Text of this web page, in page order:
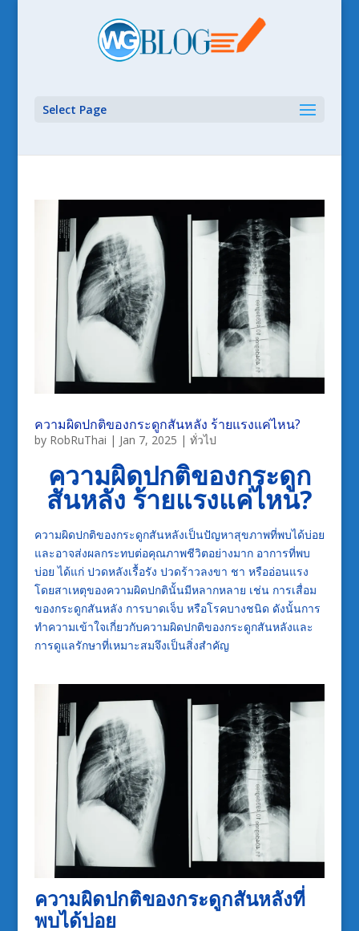
Select Page
ความผิดปกติของกระดูกสันหลัง ร้ายแรงแค่ไหน?
by RobRuThai | Jan 7, 2025 | ทั่วไป
ความผิดปกติของกระดูก
สันหลัง ร้ายแรงแค่ไหน?
ความผิดปกติของกระดูกสันหลังเป็นปัญหาสุขภาพที่พบได้บ่อย
และอาจส่งผลกระทบต่อคุณภาพชีวิตอย่างมาก อาการที่พบ
บ่อย ได้แก่ ปวดหลังเรื้อรัง ปวดร้าวลงขา ชา หรืออ่อนแรง
โดยสาเหตุของความผิดปกตินั้นมีหลากหลาย เช่น การเสื่อม
ของกระดูกสันหลัง การบาดเจ็บ หรือโรคบางชนิด ดังนั้นการ
ทำความเข้าใจเกี่ยวกับความผิดปกติของกระดูกสันหลังและ
การดูแลรักษาที่เหมาะสมจึงเป็นสิ่งสำคัญ
ความผิดปกติของกระดูกสันหลังที่
พบได้บ่อย